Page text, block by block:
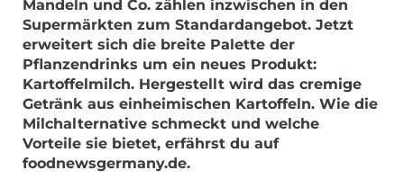
Mandeln und Co. zählen inzwischen in den
Supermärkten zum Standardangebot. Jetzt
erweitert sich die breite Palette der
Pflanzendrinks um ein neues Produkt:
Kartoffelmilch. Hergestellt wird das cremige
Getränk aus einheimischen Kartoffeln. Wie die
Milchalternative schmeckt und welche
Vorteile sie bietet, erfährst du auf
foodnewsgermany.de.